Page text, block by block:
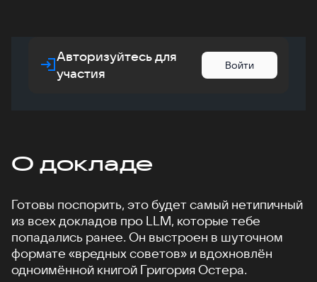
Авторизуйтесь для
участия
Войти
О докладе
Готовы поспорить, это будет самый нетипичный
из всех докладов про LLM, которые тебе
попадались ранее. Он выстроен в шуточном
формате «вредных советов» и вдохновлён
одноимённой книгой Григория Остера.